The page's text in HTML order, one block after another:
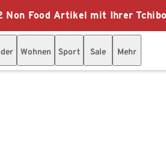
Non Food Artikel mit Ihrer
Wohnen Sport Sale Mehr